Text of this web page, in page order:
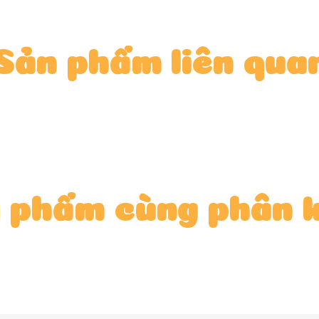
#KanaPetshop #chuột #longhamster
phẩm liên
phẩm cùng phân